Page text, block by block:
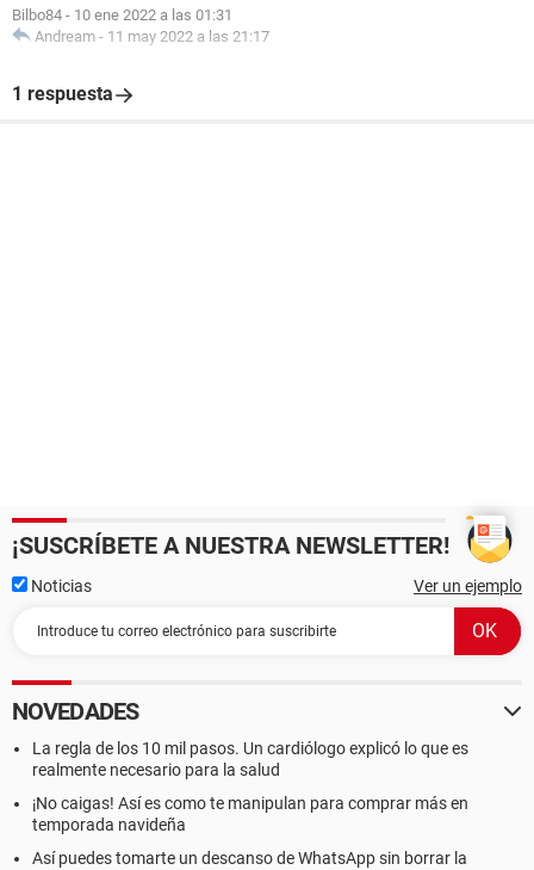
Bilbo84 - 10 ene 2022 a las 01:31
Andream - 11 may 2022 a las 21:17
1 respuesta
¡SUSCRÍBETE A NUESTRA NEWSLETTER!
Noticias Ver un ejemplo
NOVEDADES
La regla de los 10 mil pasos. Un cardiólogo explicó lo que es
realmente necesario para la salud
¡No caigas! Así es como te manipulan para comprar más en
temporada navideña
Así puedes tomarte un descanso de WhatsApp sin borrar la